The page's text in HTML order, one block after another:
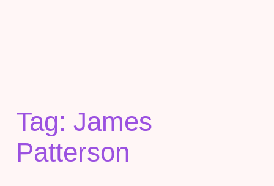
Tag: James
Patterson